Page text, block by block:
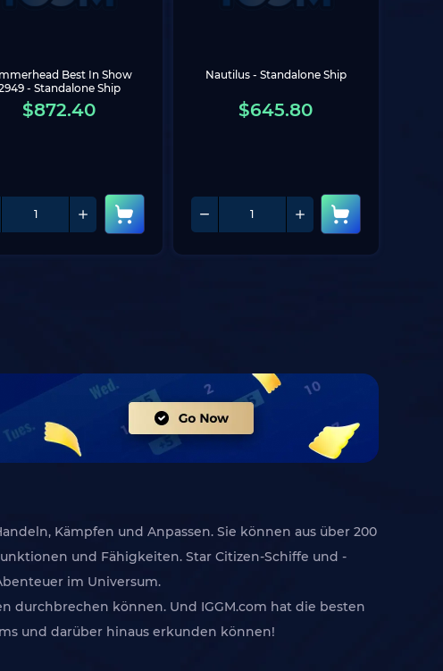
Best In Show
- Standalone Ship
$872.40
Nautilus - Standalone Ship
$645.80
Kämpfen und Anpassen. Sie können aus über 200
und Fähigkeiten. Star Citizen-Schiffe und -
im Universum.
durchbrechen können. Und IGGM.com hat die besten
und darüber hinaus erkunden können!